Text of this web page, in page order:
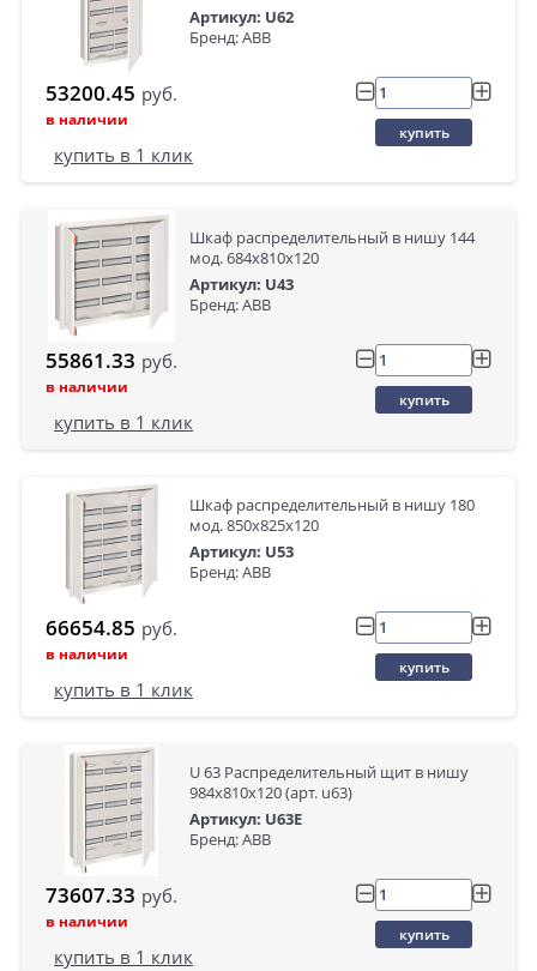
Артикул: U62
Бренд: ABB
53200.45 руб.
в наличии
купить
купить в 1 клик
Шкаф распределительный в нишу 144
мод. 684х810х120
Артикул: U43
Бренд: ABB
55861.33 руб.
в наличии
купить
купить в 1 клик
Шкаф распределительный в нишу 180
мод. 850х825х120
Артикул: U53
Бренд: ABB
66654.85 руб.
в наличии
купить
купить в 1 клик
U 63 Распределительный щит в нишу
984x810x120 (арт. u63)
Артикул: U63E
Бренд: ABB
73607.33 руб.
в наличии
купить
купить в 1 клик